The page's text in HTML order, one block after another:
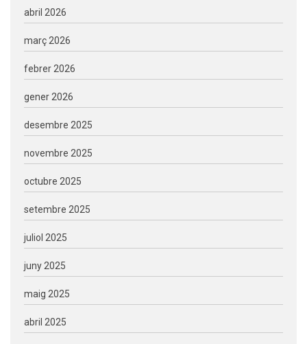
abril 2026
març 2026
febrer 2026
gener 2026
desembre 2025
novembre 2025
octubre 2025
setembre 2025
juliol 2025
juny 2025
maig 2025
abril 2025